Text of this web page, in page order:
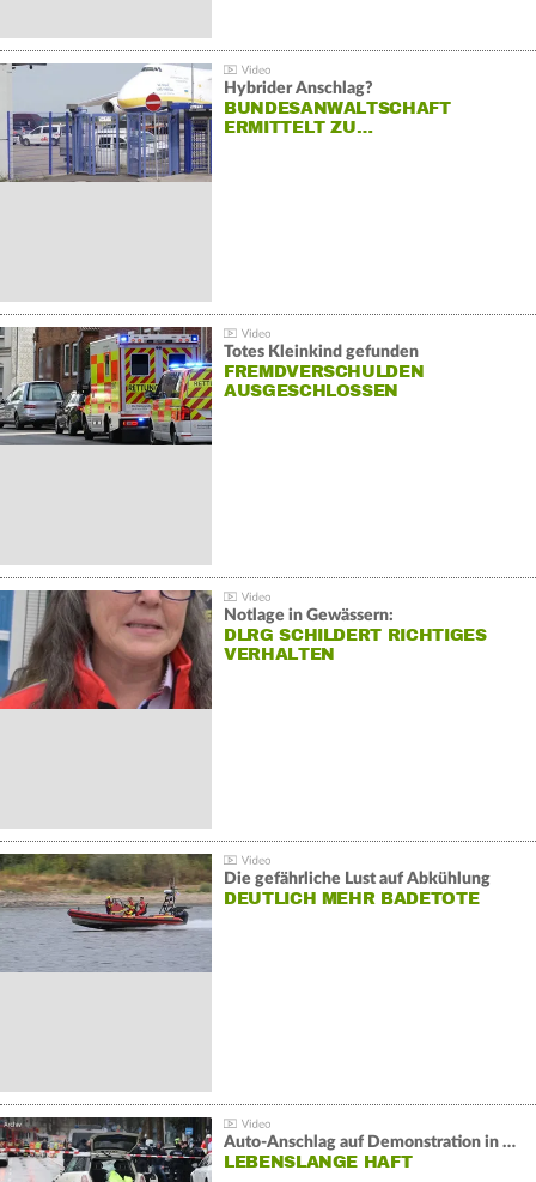
Hybrider Anschlag?
BUNDESANWALTSCHAFT
ERMITTELT ZU…
Totes Kleinkind gefunden
FREMDVERSCHULDEN
AUSGESCHLOSSEN
Notlage in Gewässern:
DLRG SCHILDERT RICHTIGES
VERHALTEN
Die gefährliche Lust auf Abkühlung
DEUTLICH MEHR BADETOTE
Auto-Anschlag auf Demonstration in München:
LEBENSLANGE HAFT